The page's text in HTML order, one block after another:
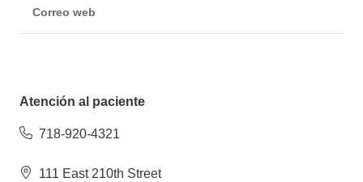
Correo web
Atención al paciente
718-920-4321
111 East 210th Street